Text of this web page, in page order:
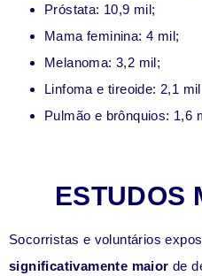
Próstata: 10,9 mil;
Mama feminina: 4 mil;
Melanoma: 3,2 mil;
Linfoma e tireoide: 2,1
Pulmão e brônquios: 1,6
ESTUDOS
Socorristas e voluntários
significativamente maior de